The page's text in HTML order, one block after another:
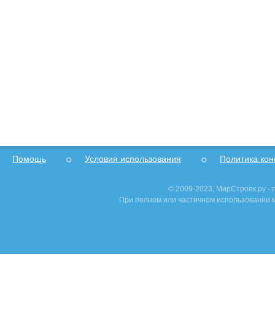
Помощь Условия использования Политика
© 2009-2023, МирСтроек.ру -
При полном или частичном использовании